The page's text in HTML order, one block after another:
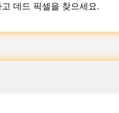
데드 픽셀을 찾으세요.